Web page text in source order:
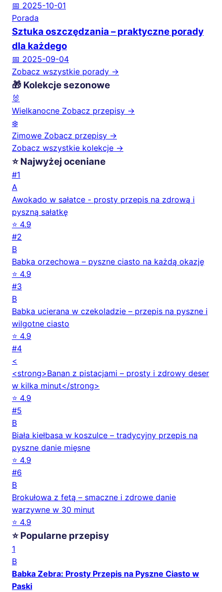
📅 2025-10-01
Porada
Sztuka oszczędzania – praktyczne porady
dla każdego
📅 2025-09-04
Zobacz wszystkie porady →
🎁 Kolekcje sezonowe
🐰
Wielkanocne Zobacz przepisy →
❄️
Zimowe Zobacz przepisy →
Zobacz wszystkie kolekcje →
⭐ Najwyżej oceniane
#1
A
Awokado w sałatce - prosty przepis na zdrową i
pyszną sałatkę
⭐ 4.9
#2
B
Babka orzechowa – pyszne ciasto na każdą okazję
⭐ 4.9
#3
B
Babka ucierana w czekoladzie – przepis na pyszne i
wilgotne ciasto
⭐ 4.9
#4
<
<strong>Banan z pistacjami – prosty i zdrowy deser
w kilka minut</strong>
⭐ 4.9
#5
B
Biała kiełbasa w koszulce – tradycyjny przepis na
pyszne danie mięsne
⭐ 4.9
#6
B
Brokułowa z fetą – smaczne i zdrowe danie
warzywne w 30 minut
⭐ 4.9
⭐ Popularne przepisy
1
B
Babka Zebra: Prosty Przepis na Pyszne Ciasto w
Paski